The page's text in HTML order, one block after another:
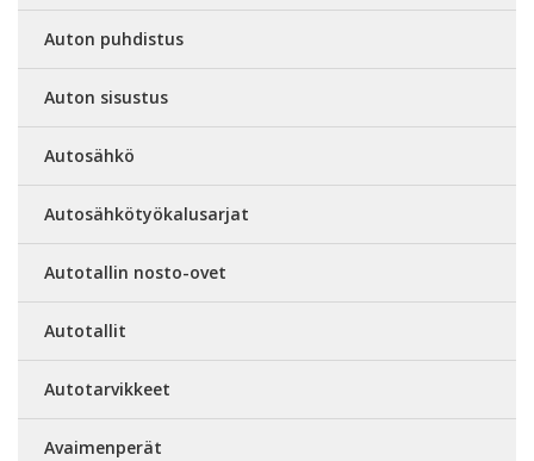
Auton puhdistus
Auton sisustus
Autosähkö
Autosähkötyökalusarjat
Autotallin nosto-ovet
Autotallit
Autotarvikkeet
Avaimenperät